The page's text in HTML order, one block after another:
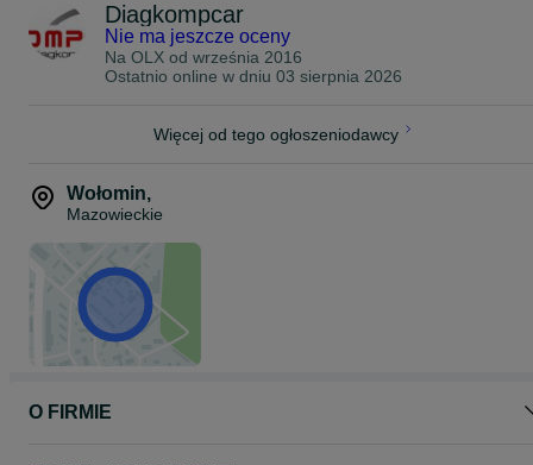
Diagkompcar
Nie ma jeszcze oceny
Na OLX od września 2016
Ostatnio online w dniu 03 sierpnia 2026
Więcej od tego ogłoszeniodawcy
Wołomin,
Mazowieckie
O FIRMIE